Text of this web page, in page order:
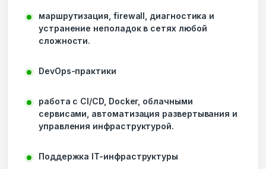
маршрутизация, firewall, диагностика и
устранение неполадок в сетях любой
сложности.
DevOps-практики
работа с CI/CD, Docker, облачными
сервисами, автоматизация развертывания и
управления инфраструктурой.
Поддержка IT-инфраструктуры